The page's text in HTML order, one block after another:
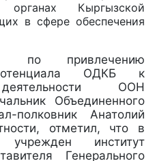
Кыргызской
в сфере обеспечения
привлечению
потенциала ОДКБ к
ООН
Объединенного
полковник Анатолий
отметил, что в
институт
Генерального